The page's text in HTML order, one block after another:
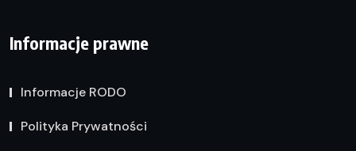
Informacje prawne
Informacje RODO
Polityka Prywatności